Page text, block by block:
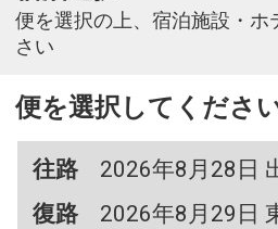
便を選択の上、宿泊施設・ホ
さい
便を選択してくださ
往路
2026年8月28日
復路
2026年8月29日